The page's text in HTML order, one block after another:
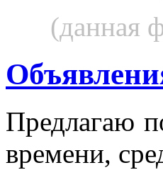
(данная
Пред­ла­гаю
вре­мени,